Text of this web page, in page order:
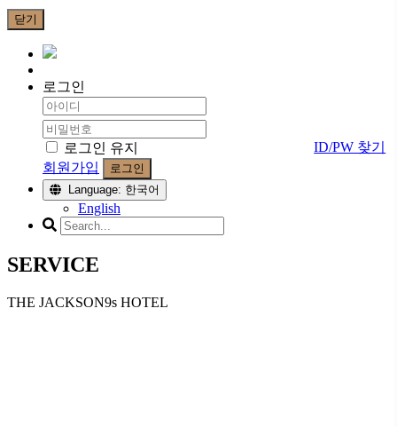
닫기
로그인
로그인 유지
ID/PW 찾기
회원가입
로그인
Language: 한국어
English
SERVICE
THE JACKSON9s HOTEL